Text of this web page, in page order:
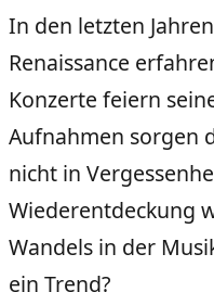
In den letzten
Renaissance
Konzerte feiern
Aufnahmen sorgen
nicht in
Wiederentdeckung
Wandels in der
ein Trend?